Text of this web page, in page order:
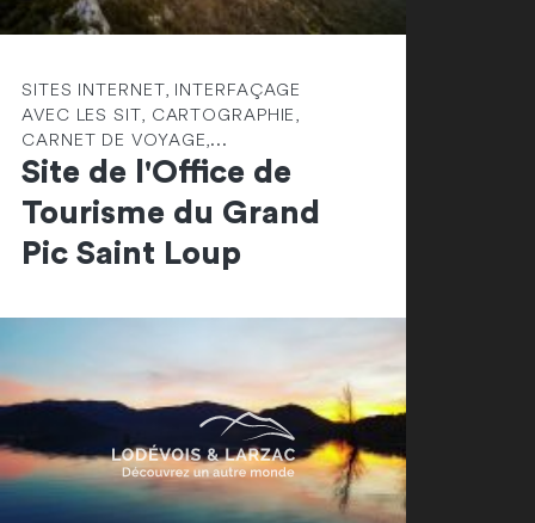
SITES INTERNET, INTERFAÇAGE
AVEC LES SIT, CARTOGRAPHIE,
CARNET DE VOYAGE,...
Site de l'Office de
Tourisme du Grand
Pic Saint Loup